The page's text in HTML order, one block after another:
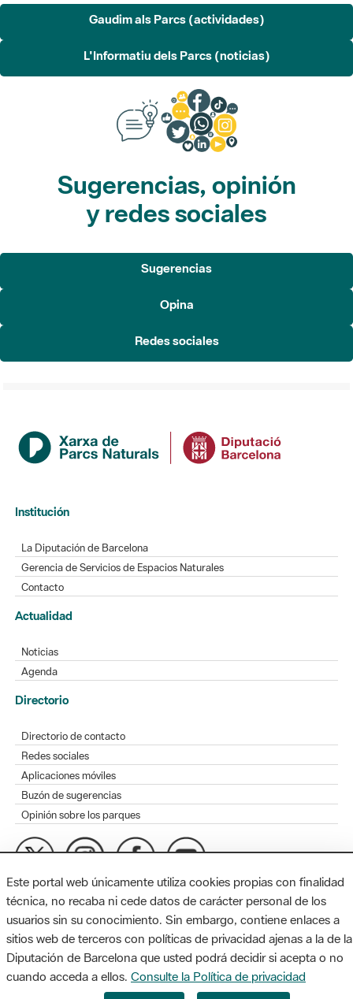
Gaudim als Parcs (actividades)
L'Informatiu dels Parcs (noticias)
Sugerencias, opinión
y redes sociales
Sugerencias
Opina
Redes sociales
Institución
La Diputación de Barcelona
Gerencia de Servicios de Espacios Naturales
Contacto
Actualidad
Noticias
Agenda
Directorio
Directorio de contacto
Redes sociales
Aplicaciones móviles
Buzón de sugerencias
Opinión sobre los parques
MAPA WEB
Diputación de Barcelona. Edifici Llacuna, 1a planta. Badajoz, 49.
08005 Barcelona. Tel. 934 022 428 / xarxaparcs@diba.cat
Este portal web únicamente utiliza cookies propias con finalidad
técnica, no recaba ni cede datos de carácter personal de los
usuarios sin su conocimiento. Sin embargo, contiene enlaces a
sitios web de terceros con políticas de privacidad ajenas a la de la
Diputación de Barcelona que usted podrá decidir si acepta o no
cuando acceda a ellos. Consulte la Política de privacidad